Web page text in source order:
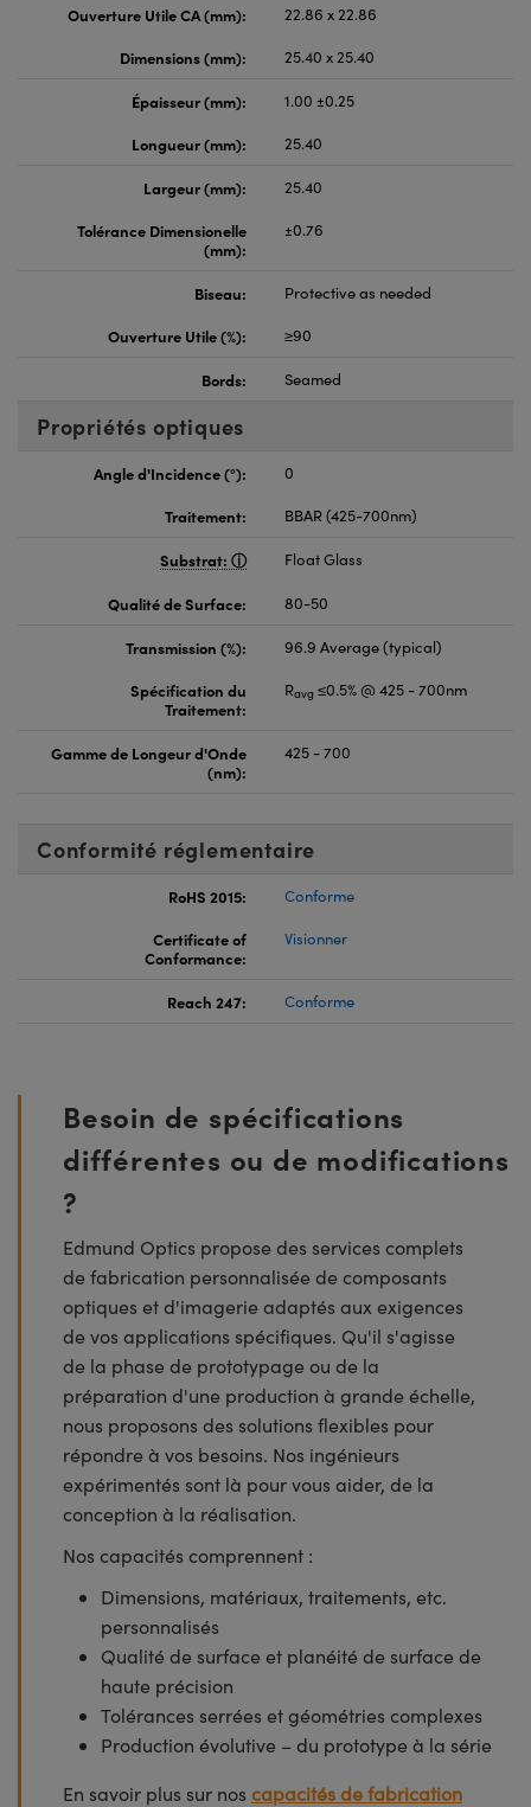
Ouverture Utile CA (mm):
22.86 x 22.86
Dimensions (mm):
25.40 x 25.40
Épaisseur (mm):
1.00 ±0.25
Longueur (mm):
25.40
Largeur (mm):
25.40
Tolérance Dimensionelle
(mm):
±0.76
Biseau:
Protective as needed
Ouverture Utile (%):
≥90
Bords: Seamed
Propriétés optiques
Angle d'Incidence (°):
0
Traitement:
BBAR (425-700nm)
Substrat: Float Glass
Qualité de Surface: 80-50
Transmission (%):
96.9 Average (typical)
Spécification du
Traitement:
Ravg ≤0.5% @ 425 - 700nm
Gamme de Longeur d'Onde
(nm):
425 - 700
Conformité réglementaire
RoHS 2015:
Conforme
Certificate of
Conformance:
Visionner
Reach 247: Conforme
Besoin de spécifications
différentes ou de modifications
?
Edmund Optics propose des services complets
de fabrication personnalisée de composants
optiques et d'imagerie adaptés aux exigences
de vos applications spécifiques. Qu'il s'agisse
de la phase de prototypage ou de la
préparation d'une production à grande échelle,
nous proposons des solutions flexibles pour
répondre à vos besoins. Nos ingénieurs
expérimentés sont là pour vous aider, de la
conception à la réalisation.
Nos capacités comprennent :
Dimensions, matériaux, traitements, etc.
personnalisés
Qualité de surface et planéité de surface de
haute précision
Tolérances serrées et géométries complexes
Production évolutive – du prototype à la série
En savoir plus sur nos capacités de fabrication